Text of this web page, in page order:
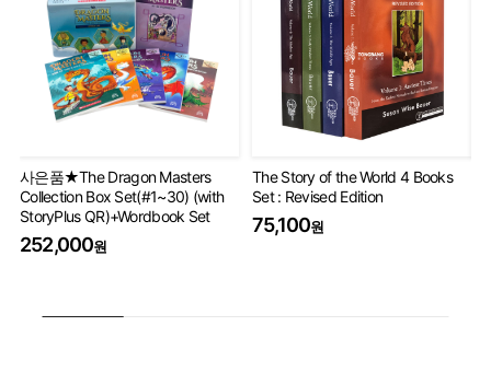
사은품★The Dragon Masters
Collection Box Set(#1~30) (with
StoryPlus QR)+Wordbook Set
252,000원
The Story of the World 4 Books
Set : Revised Edition
75,100원